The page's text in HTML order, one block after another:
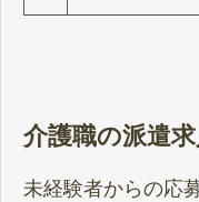
介護職の派遣
未経験者からの応